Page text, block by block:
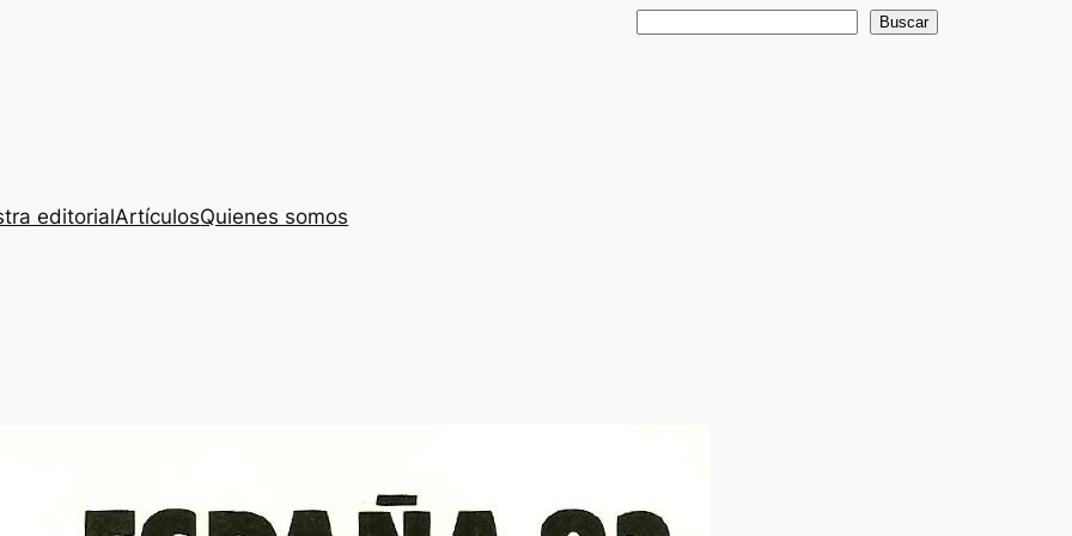
Buscar
editorialArtículosQuienes somos